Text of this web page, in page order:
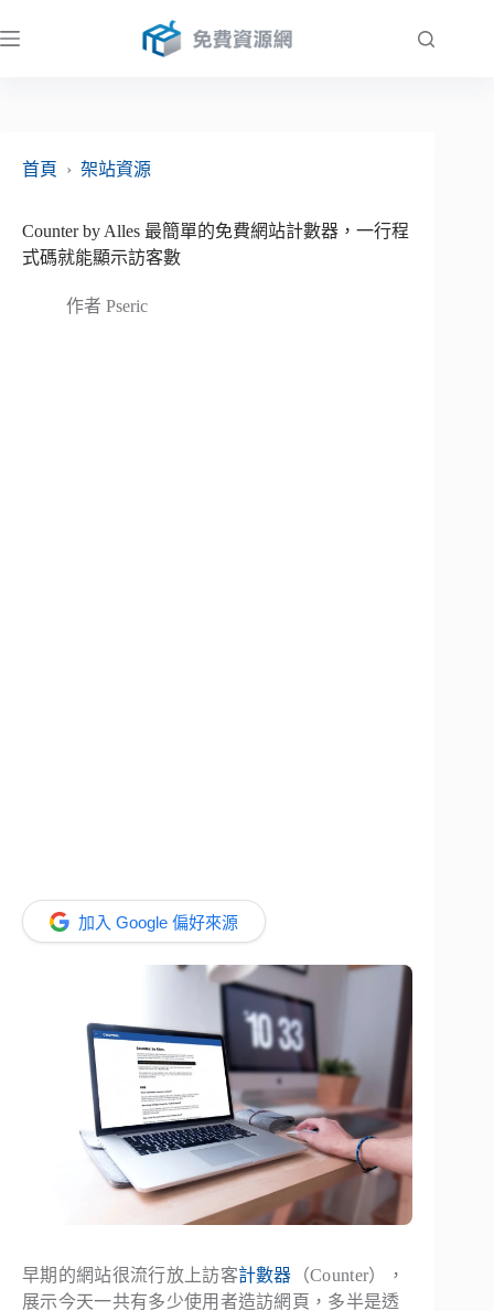
至
首頁
› 架站資源
Counter by Alles 最簡單的免費網站計數器，一行程
式碼就能顯示訪客數
作者 Pseric
加入 Google 偏好來源
早期的網站很流行放上訪客計數器 （Counter），
展示今天一共有多少使用者造訪網頁，多半是透